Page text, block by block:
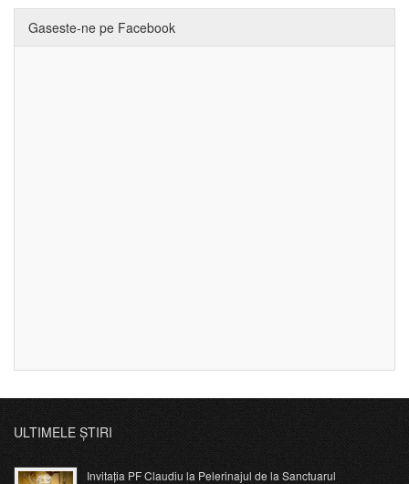
Gaseste-ne pe Facebook
ULTIMELE ȘTIRI
Invitația PF Claudiu la Pelerinajul de la Sanctuarul